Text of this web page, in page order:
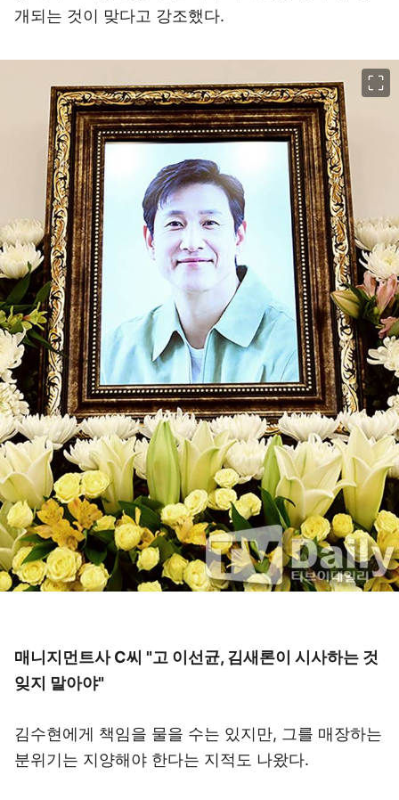
개되는 것이 맞다고 강조했다.
매니지먼트사 C씨 "고 이선균, 김새론이 시사하는 것
잊지 말아야"
김수현에게 책임을 물을 수는 있지만, 그를 매장하는
분위기는 지양해야 한다는 지적도 나왔다.